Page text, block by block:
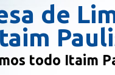
de
todo Itaim